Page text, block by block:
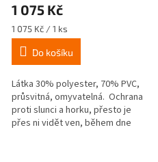
1 075 Kč
Měrná
cena:
1 075 Kč / 1 ks
Do košíku
Látka 30% polyester, 70% PVC,
průsvitná, omyvatelná. Ochrana
proti slunci a horku, přesto je
přes ni vidět ven, během dne